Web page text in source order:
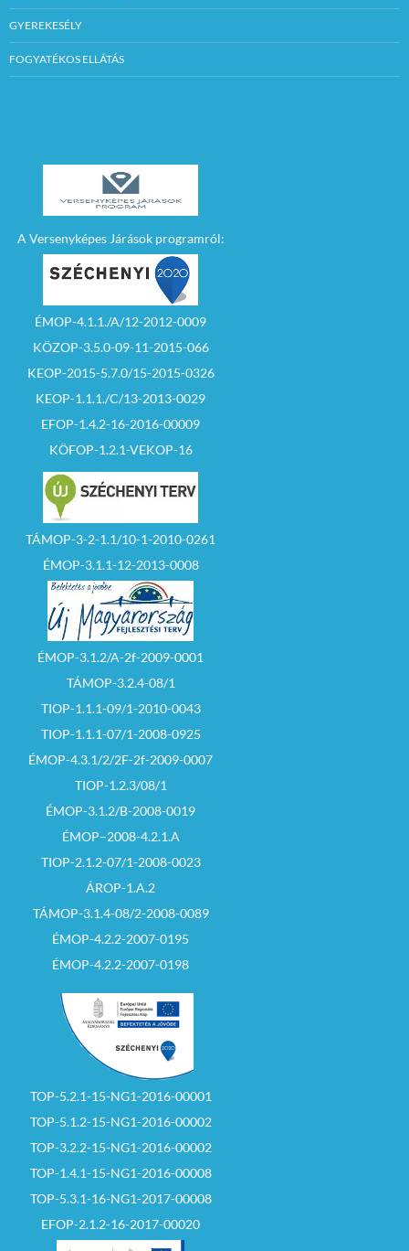
GYEREKESÉLY
FOGYATÉKOS ELLÁTÁS
A Versenyképes Járások programról:
ÉMOP-4.1.1./A/12-2012-0009
KÖZOP-3.5.0-09-11-2015-066
KEOP-2015-5.7.0/15-2015-0326
KEOP-1.1.1./C/13-2013-0029
EFOP-1.4.2-16-2016-00009
KÖFOP-1.2.1-VEKOP-16
TÁMOP-3-2-1.1/10-1-2010-0261
ÉMOP-3.1.1-12-2013-0008
ÉMOP-3.1.2/A-2f-2009-0001
TÁMOP-3.2.4-08/1
TIOP-1.1.1-09/1-2010-0043
TIOP-1.1.1-07/1-2008-0925
ÉMOP-4.3.1/2/2F-2f-2009-0007
TIOP-1.2.3/08/1
ÉMOP-3.1.2/B-2008-0019
ÉMOP–2008-4.2.1.A
TIOP-2.1.2-07/1-2008-0023
ÁROP-1.A.2
TÁMOP-3.1.4-08/2-2008-0089
ÉMOP-4.2.2-2007-0195
ÉMOP-4.2.2-2007-0198
TOP-5.2.1-15-NG1-2016-00001
TOP-5.1.2-15-NG1-2016-00002
TOP-3.2.2-15-NG1-2016-00002
TOP-1.4.1-15-NG1-2016-00008
TOP-5.3.1-16-NG1-2017-00008
EFOP-2.1.2-16-2017-00020